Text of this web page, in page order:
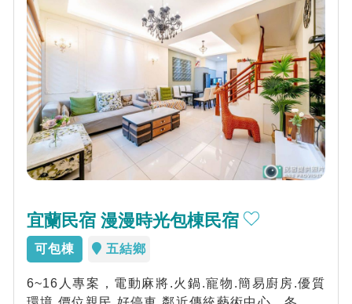
宜蘭民宿 漫漫時光包棟民宿
可包棟 五結鄉
6~16人專案，電動麻將.火鍋.寵物.簡易廚房.優質